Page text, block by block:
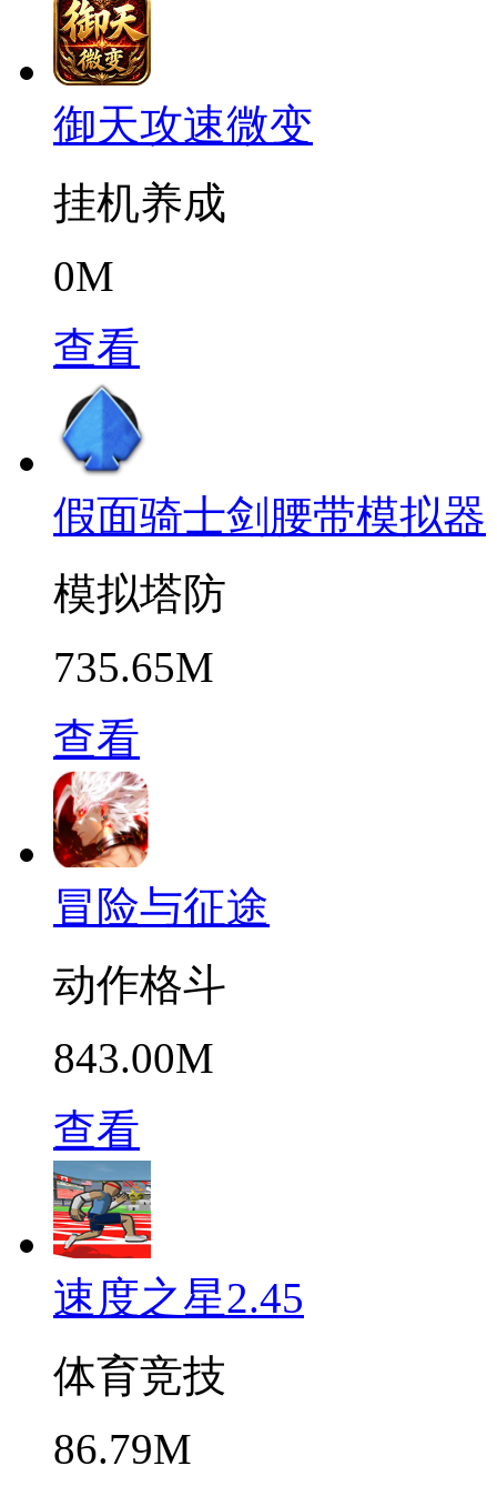
御天攻速微变
挂机养成
0M
查看
假面骑士剑腰带模拟器
模拟塔防
735.65M
查看
冒险与征途
动作格斗
843.00M
查看
速度之星2.45
体育竞技
86.79M